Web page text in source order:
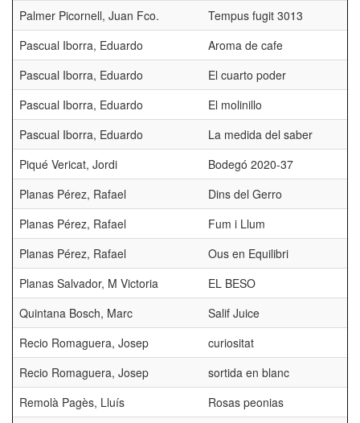
Palmer Picornell, Juan Fco.
Tempus fugit 3013
Pascual Iborra, Eduardo
Aroma de cafe
Pascual Iborra, Eduardo
El cuarto poder
Pascual Iborra, Eduardo
El molinillo
Pascual Iborra, Eduardo
La medida del saber
Piqué Vericat, Jordi
Bodegó 2020-37
Planas Pérez, Rafael
Dins del Gerro
Planas Pérez, Rafael
Fum i Llum
Planas Pérez, Rafael
Ous en Equilibri
Planas Salvador, M Victoria
EL BESO
Quintana Bosch, Marc
Salif Juice
Recio Romaguera, Josep
curiositat
Recio Romaguera, Josep
sortida en blanc
Remolà Pagès, Lluís
Rosas peonias